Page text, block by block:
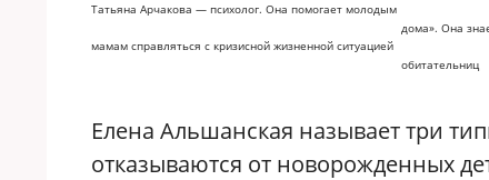
Татьяна Арчакова — психолог. Она помогает молодым
мамам справляться с кризисной жизненной ситуацией
дома». Она
обитательниц
Елена Альшанская называет три
отказываются от новорожденных